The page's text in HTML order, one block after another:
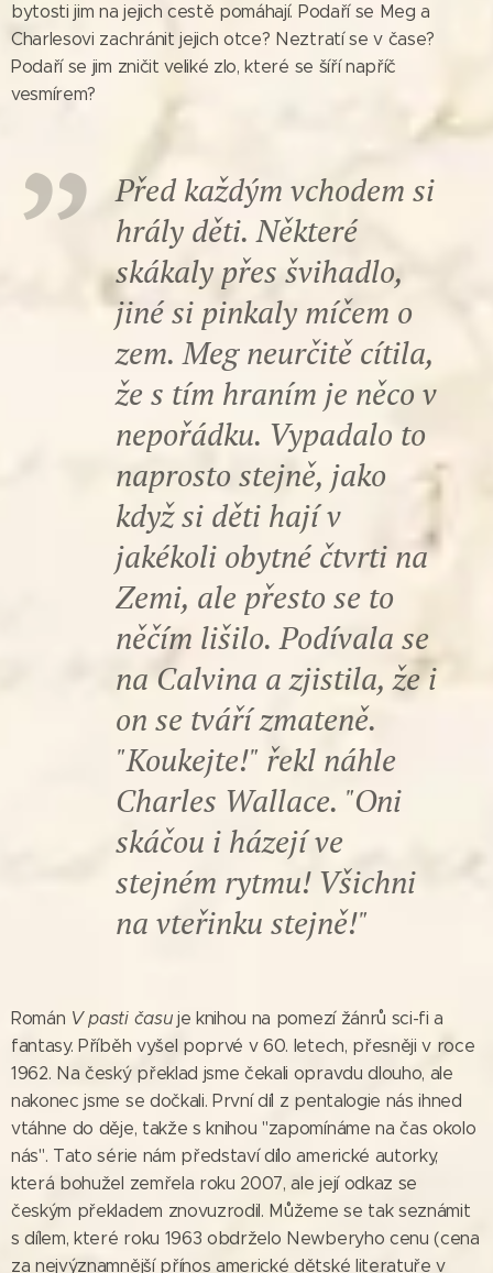
bytosti jim na jejich cestě pomáhají. Podaří se Meg a
Charlesovi zachránit jejich otce? Neztratí se v čase?
Podaří se jim zničit veliké zlo, které se šíří napříč
vesmírem?
Před každým vchodem si
hrály děti. Některé
skákaly přes švihadlo,
jiné si pinkaly míčem o
zem. Meg neurčitě cítila,
že s tím hraním je něco v
nepořádku. Vypadalo to
naprosto stejně, jako
když si děti hají v
jakékoli obytné čtvrti na
Zemi, ale přesto se to
něčím lišilo. Podívala se
na Calvina a zjistila, že i
on se tváří zmateně.
"Koukejte!" řekl náhle
Charles Wallace. "Oni
skáčou i házejí ve
stejném rytmu! Všichni
na vteřinku stejně!"
Román V pasti časuje knihou na pomezí žánrů sci-fi a
fantasy. Příběh vyšel poprvé v 60. letech, přesněji v roce
1962. Na český překlad jsme čekali opravdu dlouho, ale
nakonec jsme se dočkali. První díl z pentalogie nás ihned
vtáhne do děje, takže s knihou "zapomínáme na čas okolo
nás". Tato série nám představí dílo americké autorky,
která bohužel zemřela roku 2007, ale její odkaz se
českým překladem znovuzrodil. Můžeme se tak seznámit
s dílem, které roku 1963 obdrželo Newberyho cenu (cena
za nejvýznamnější přínos americké dětské literatuře v